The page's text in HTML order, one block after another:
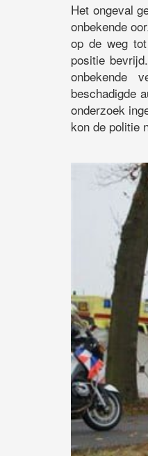
Het ongeval
onbekende
op de weg
positie
onbekende
beschadigde
onderzoek
kon de politie